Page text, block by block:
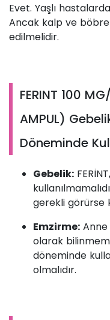
Evet. Yaşlı
Ancak kalp ve
edilmelidir.
FERINT 100
AMPUL)
Döneminde
Gebelik:
gerekli görürse
Emzirme:
olarak
döneminde
olmalıdır.